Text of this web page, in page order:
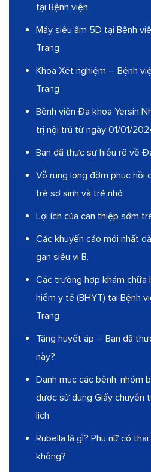
tại Bệnh viện
Máy siêu âm 5D tại Bệnh
Trang
Khoa Xét nghiệm – Bệnh
Trang
Bệnh viện Đa khoa Yersin
trị nội trú từ ngày 01/01/
Bạn đã thực sự hiểu rõ về
Vỗ rung long đờm phục hồi
trẻ sơ sinh và trẻ nhỏ
Lợi ích của can thiệp sớm
Các khuyến cáo mới nhất
gan siêu vi B.
Các trường hợp khám chữa
hiểm y tế (BHYT) tại Bệnh
Trang
Tăng huyết áp – Bạn đã
này?
Danh mục các bệnh, nhóm
được sử dụng Giấy chuyển
lịch
Rubella là gì? Phụ nữ có
không?